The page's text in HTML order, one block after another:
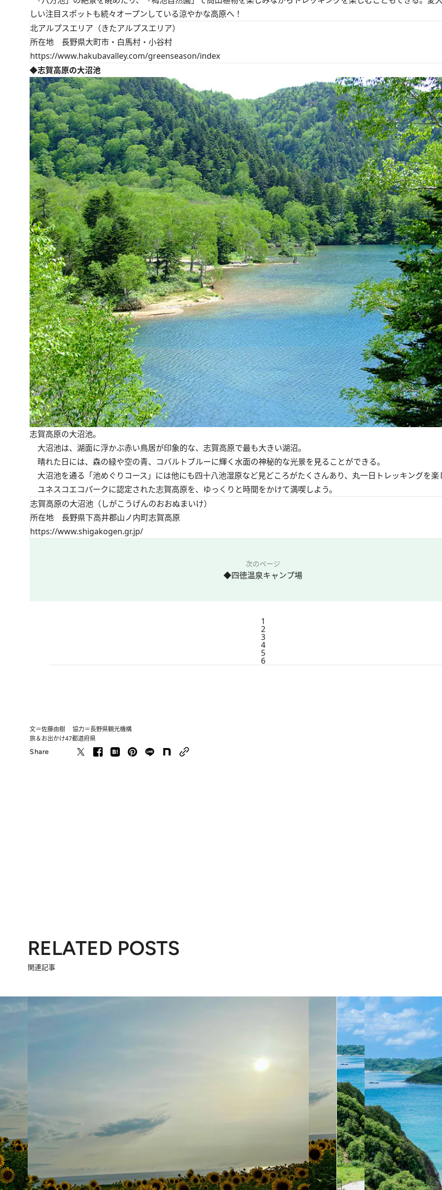
しい注目スポットも続々オープンしている涼やかな高原へ！
北アルプスエリア（きたアルプスエリア）
所在地 長野県大町市・白馬村・小谷村
https://www.hakubavalley.com/greenseason/index
◆志賀高原の大沼池
志賀高原の大沼池。
大沼池は、湖面に浮かぶ赤い鳥居が印象的な、志賀高原で最も大きい湖沼。
晴れた日には、森の緑や空の青、コバルトブルーに輝く水面の神秘的な光景を見ることができる。
大沼池を通る「池めぐりコース」には他にも四十八池湿原など見どころがたくさんあり、丸一日トレッキングを楽
ユネスコエコパークに認定された志賀高原を、ゆっくりと時間をかけて満喫しよう。
志賀高原の大沼池（しがこうげんのおおぬまいけ）
所在地 長野県下高井郡山ノ内町志賀高原
https://www.shigakogen.gr.jp/
次のページ
◆四徳温泉キャンプ場
1
2
3
4
5
6
文＝佐藤由樹 協力＝長野県観光機構
旅＆お出かけ47都道府県
Share
RELATED POSTS
関連記事